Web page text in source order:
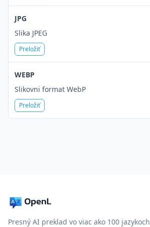
JPG
Slika JPEG
Preložiť
WEBP
Slikovni format WebP
Preložiť
Presný AI preklad vo viac ako 100 jazykoch